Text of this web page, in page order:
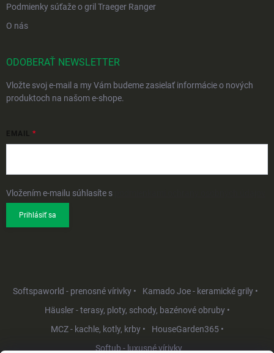
Podmienky súťaže o gril Traeger Ranger
O nás
ODOBERAŤ NEWSLETTER
Vložte svoj e-mail a my Vám budeme zasielať informácie o nových
produktoch na našom e-shope.
EMAIL
Vložením e-mailu súhlasíte s
Prihlásiť sa
Softspaworld - prenosné vírivky •
Kamado Joe - keramické grily •
Häusler - terasy, ploty, schody, bazénové obruby •
MCZ - kachle, kotly, krby •
HouseGarden365 •
Softub - luxusné vírivky